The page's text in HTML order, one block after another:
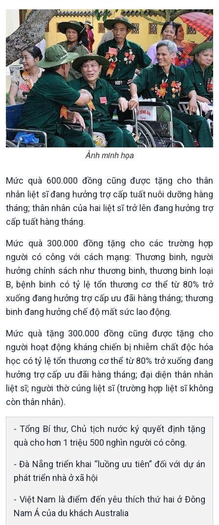
Kinh tế
Tin Kinh tế
Trước giờ mở cửa
Khởi nghiệp
Tuyên chiến với gian lận
thương mại
Nông nghiệp & Biển đảo
Tin Nông nghiệp & Biển
đảo
Mùa vàng
Tâm tình biên giới và hải
đảo
Tìm hiểu biển, đảo Việt
Nam
Xã hội
Tin Đời sống & Xã hội
360 độ Sức khỏe
Chuyển đổi Xanh
Tài nguyên và Môi trường
Chuyên gia của bạn
Bước chân đến trường
Khoa học & Công nghệ
Tin Khoa học & Công nghệ
Kết nối công nghệ
Sống chung với biến đổi
Ảnh minh họa
Mức quà 600.000 đồng cũng được tặng cho thân
nhân liệt sĩ đang hưởng trợ cấp tuất nuôi dưỡng hàng
tháng; thân nhân của hai liệt sĩ trở lên đang hưởng trợ
cấp tuất hàng tháng.
Mức quà 300.000 đồng tặng cho các trường hợp
người có công với cách mạng: Thương binh, người
hưởng chính sách như thương binh, thương binh loại
B, bệnh binh có tỷ lệ tổn thương cơ thể từ 80% trở
xuống đang hưởng trợ cấp ưu đãi hàng tháng; thương
binh đang hưởng chế độ mất sức lao động.
Mức quà tặng 300.000 đồng cũng được tặng cho
người hoạt động kháng chiến bị nhiễm chất độc hóa
học có tỷ lệ tổn thương cơ thể từ 80% trở xuống đang
hưởng trợ cấp ưu đãi hàng tháng; đại diện thân nhân
liệt sĩ; người thờ cúng liệt sĩ (trường hợp liệt sĩ không
còn thân nhân).
- Tổng Bí thư, Chủ tịch nước ký quyết định tặng
quà cho hơn 1 triệu 500 nghìn người có công.
- Đà Nẵng triển khai “luồng ưu tiên” đối với dự án
phát triển nhà ở xã hội
- Việt Nam là điểm đến yêu thích thứ hai ở Đông
Nam Á của du khách Australia